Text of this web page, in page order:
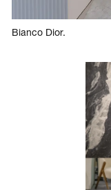
Bianco Dior.